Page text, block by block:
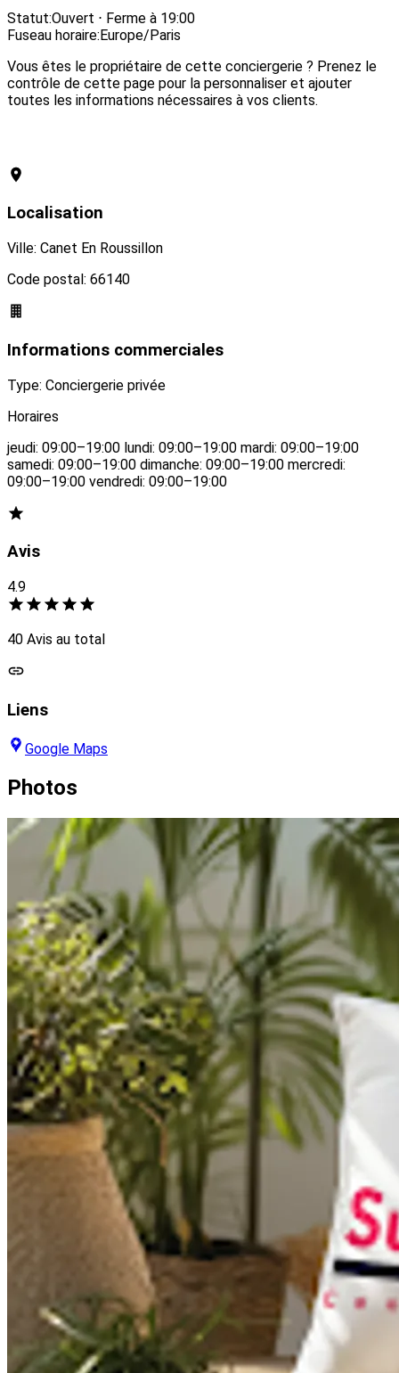
Statut:Ouvert ⋅ Ferme à 19:00
Fuseau horaire:Europe/Paris
Vous êtes le propriétaire de cette conciergerie ? Prenez le
contrôle de cette page pour la personnaliser et ajouter
toutes les informations nécessaires à vos clients.
Localisation
Ville: Canet En Roussillon
Code postal: 66140
Informations commerciales
Type: Conciergerie privée
Horaires
jeudi: 09:00–19:00 lundi: 09:00–19:00 mardi: 09:00–19:00
samedi: 09:00–19:00 dimanche: 09:00–19:00 mercredi:
09:00–19:00 vendredi: 09:00–19:00
Avis
4.9
40 Avis au total
Liens
Google Maps
Photos